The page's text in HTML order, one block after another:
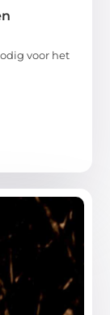
voor het